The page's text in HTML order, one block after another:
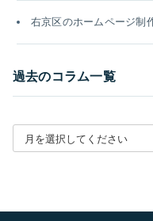
右京区のホームページ制
過去のコラム一覧
月別アーカイブを選択